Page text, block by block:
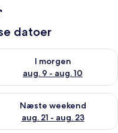
datoer
- aug. 9
I morgen
aug. 9 - aug. 10
tilgængelighed for i
aug. 14 - aug. 16
Næste weekend
aug. 21 - aug. 23
tilgængelighed for næste